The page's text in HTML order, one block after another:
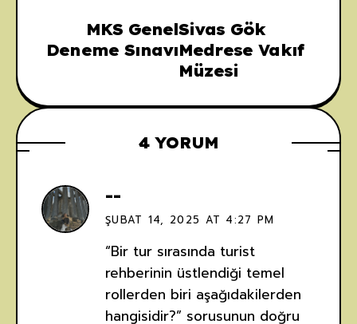
MKS Genel
Deneme Sınavı
Sivas Gök
Medrese Vakıf
Müzesi
4 YORUM
--
ŞUBAT 14, 2025 AT 4:27 PM
“Bir tur sırasında turist
rehberinin üstlendiği temel
rollerden biri aşağıdakilerden
hangisidir?” sorusunun doğru